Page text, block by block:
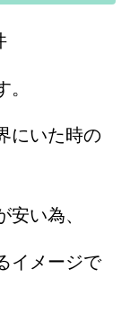
にいた時の
い為、
イメージで